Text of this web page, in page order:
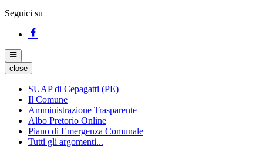
Seguici su
close
SUAP di Cepagatti (PE)
Il Comune
Amministrazione Trasparente
Albo Pretorio Online
Piano di Emergenza Comunale
Tutti gli argomenti...